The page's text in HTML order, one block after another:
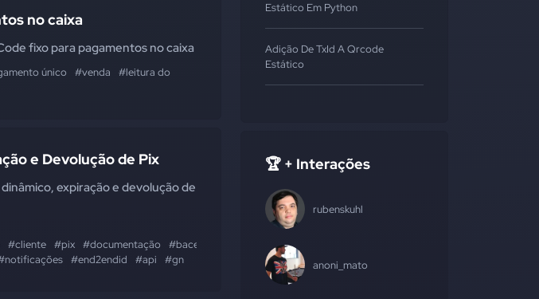
no caixa
fixo para pagamentos no caixa
único #venda
#leitura do
e Devolução de Pix
expiração e devolução de
#cliente #pix #documentação #bacen
#servidor
#end2endid #api #gn
Estático Em Python
Adição De TxId A Qrcode
Estático
🏆 + Interações
rubenskuhl
anoni_mato